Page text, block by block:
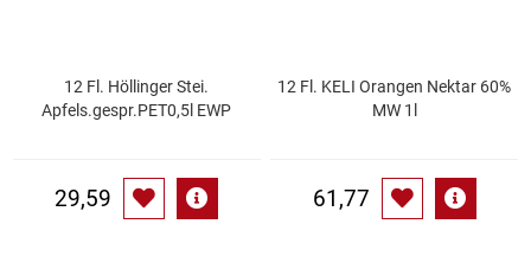
12 Fl. Höllinger Stei.
Apfels.gespr.PET0,5l EWP
29,59
12 Fl. KELI Orangen Nektar 60%
MW 1l
61,77